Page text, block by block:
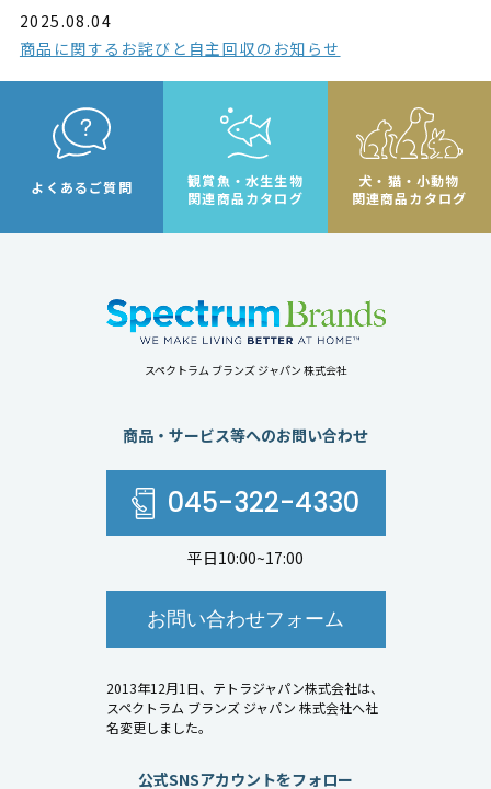
2025.08.04
商品に関するお詫びと自主回収のお知らせ
よくあるご質問
観賞魚・水生生物
関連商品カタログ
犬・猫・小動物
関連商品カタログ
スペクトラム ブランズ ジャパン 株式会社
商品・サービス等へのお問い合わせ
045-322-4330
平日10:00~17:00
お問い合わせフォーム
2013年12月1日、テトラジャパン株式会社は、
スペクトラム ブランズ ジャパン 株式会社へ社
名変更しました。
公式SNSアカウントをフォロー